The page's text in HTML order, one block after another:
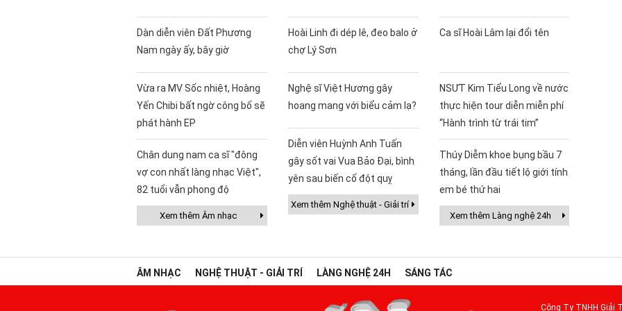
Dàn diễn viên Đất Phương
Nam ngày ấy, bây giờ
Vừa ra MV Sốc nhiệt, Hoàng
Yến Chibi bất ngờ công bố sẽ
phát hành EP
Chân dung nam ca sĩ "đông
vợ con nhất làng nhạc Việt",
82 tuổi vẫn phong độ
Xem thêm Âm nhạc
Hoài Linh đi dép lê, đeo balo ở
chợ Lý Sơn
Nghệ sĩ Việt Hương gây
hoang mang với biểu cảm lạ?
Diễn viên Huỳnh Anh Tuấn
gây sốt vai Vua Bảo Đại, bình
yên sau biến cố đột quỵ
Xem thêm Nghệ thuật - Giải trí
Ca sĩ Hoài Lâm lại đổi tên
NSƯT Kim Tiểu Long về nước
thực hiện tour diễn miễn phí
“Hành trình từ trái tim”
Thúy Diễm khoe bụng bầu 7
tháng, lần đầu tiết lộ giới tính
em bé thứ hai
Xem thêm Làng nghệ 24h
ÂM NHẠC NGHỆ THUẬT - GIẢI TRÍ LÀNG NGHỆ 24H SÁNG TÁC
Công Ty TNHH Giải